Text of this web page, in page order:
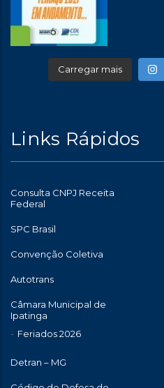
Carregar mais
Links Rápidos
Consulta CNPJ Receita
Federal
SPC Brasil
Convenção Coletiva
Autotrans
Câmara Municipal de
Ipatinga
Feriados 2026
Detran – MG